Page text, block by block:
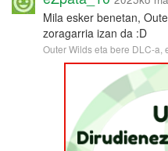
Mila esker benetan,
zoragarria izan da :D
Outer Wilds eta bere DLC-a,